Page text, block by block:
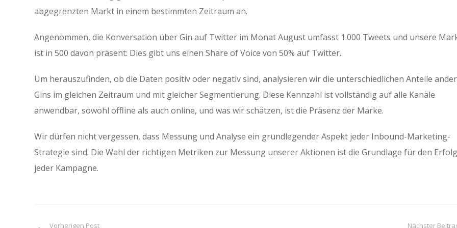
abgegrenzten Markt in einem bestimmten Zeitraum an.
Angenommen, die Konversation über Gin auf Twitter im Monat August umfasst 1.000 Tweets und unsere
ist in 500 davon präsent: Dies gibt uns einen Share of Voice von 50% auf Twitter.
Um herauszufinden, ob die Daten positiv oder negativ sind, analysieren wir die unterschiedlichen Anteile
Gins im gleichen Zeitraum und mit gleicher Segmentierung. Diese Kennzahl ist vollständig auf alle Kanäle
anwendbar, sowohl offline als auch online, und was wir schätzen, ist die Präsenz der Marke.
Wir dürfen nicht vergessen, dass Messung und Analyse ein grundlegender Aspekt jeder Inbound-Marketing-
Strategie sind. Die Wahl der richtigen Metriken zur Messung unserer Aktionen ist die Grundlage für den Erfolg
jeder Kampagne.
Vorherigen Post Nächster